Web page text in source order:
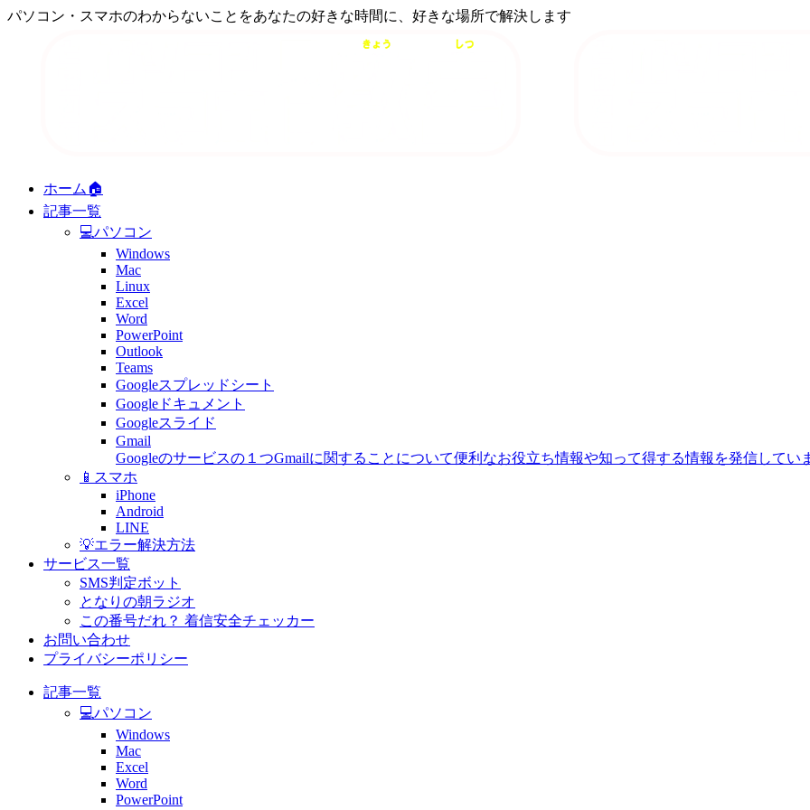
パソコン・スマホのわからないことをあなたの好きな時間に、好きな場所で解決します
ホーム🏠
記事一覧
💻パソコン
Windows
Mac
Linux
Excel
Word
PowerPoint
Outlook
Teams
Googleスプレッドシート
Googleドキュメント
Googleスライド
Gmail
Googleのサービスの１つGmailに関することについて便利なお役立ち情報や知って得する情報を発信してい
📱スマホ
iPhone
Android
LINE
💡エラー解決方法
サービス一覧
SMS判定ボット
となりの朝ラジオ
この番号だれ？ 着信安全チェッカー
お問い合わせ
プライバシーポリシー
記事一覧
💻パソコン
Windows
Mac
Excel
Word
PowerPoint